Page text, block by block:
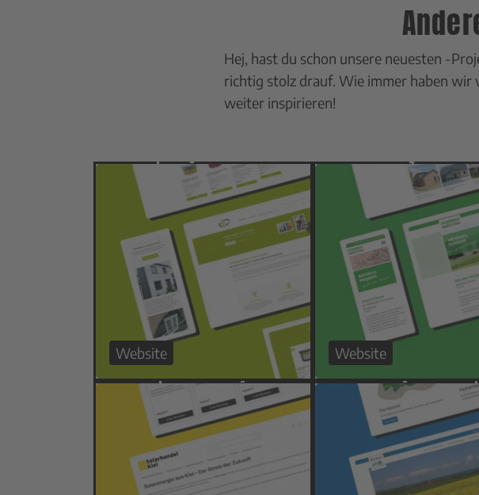
Hej, hast du schon unsere neuesten -
richtig stolz drauf. Wie immer haben
weiter inspirieren!
Website Website